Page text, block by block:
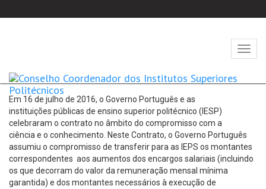
Abrir
Em 16 de julho de 2016, o Governo Português e as
instituições públicas de ensino superior politécnico (IESP)
celebraram o contrato no âmbito do compromisso com a
ciência e o conhecimento. Neste Contrato, o Governo Português
assumiu o compromisso de transferir para as IEPS os montantes
correspondentes aos aumentos dos encargos salariais (incluindo
os que decorram do valor da remuneração mensal mínima
garantida) e dos montantes necessários à execução de